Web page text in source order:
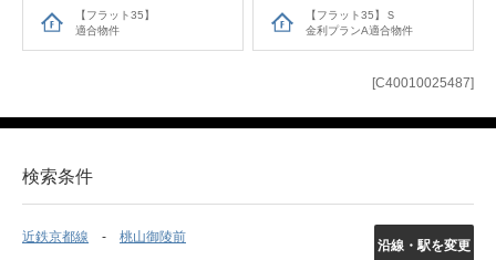
【フラット35】
適合物件
【フラット35】Ｓ
金利プランA適合物件
[C40010025487]
検索条件
近鉄京都線 桃山御陵前
沿線・駅を変更